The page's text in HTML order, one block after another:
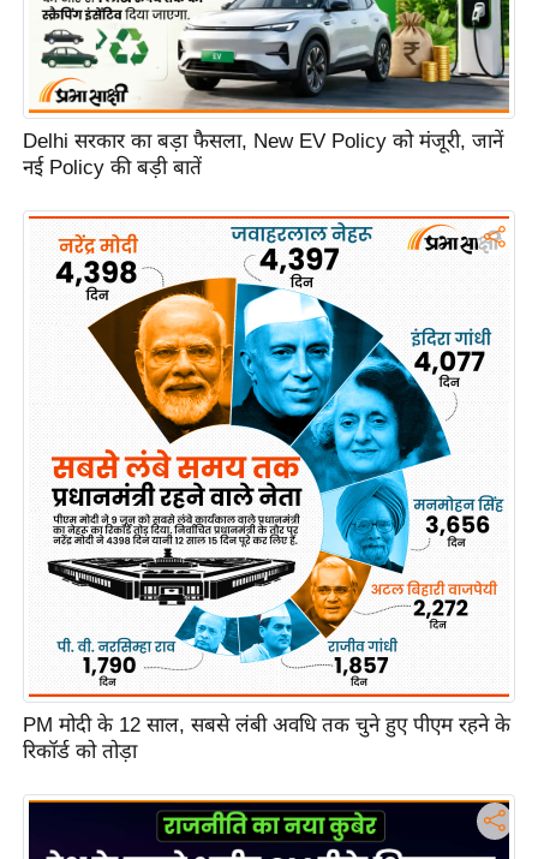
Delhi सरकार का बड़ा फैसला, New EV Policy को मंजूरी, जानें
नई Policy की बड़ी बातें
PM मोदी के 12 साल, सबसे लंबी अवधि तक चुने हुए पीएम रहने के
रिकॉर्ड को तोड़ा